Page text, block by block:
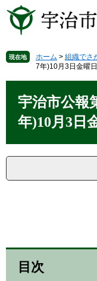
先
で
を
ば
へ
現在地 ホーム > 組織でさ
7年)10月3日金曜日
宇治市公報
年)10月3日
目次